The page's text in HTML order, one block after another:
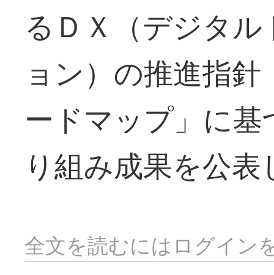
るＤＸ（デジタ
ョン）の推進指
ードマップ」に
り組み成果を公表
全文を読むにはログイン